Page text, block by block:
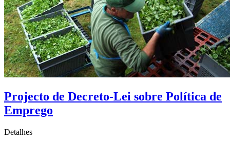
Projecto de Decreto-Lei sobre Política de
Emprego
Detalhes